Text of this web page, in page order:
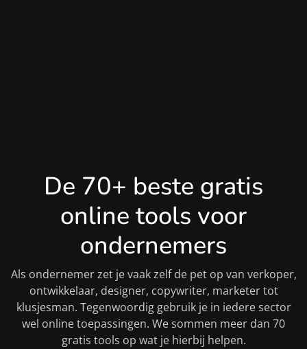
De 70+ beste gratis
online tools voor
ondernemers
Als ondernemer zet je vaak zelf de pet op van verkoper,
ontwikkelaar, designer, copywriter, marketer tot
klusjesman. Tegenwoordig gebruik je in iedere sector
wel online toepassingen. We sommen meer dan 70
gratis tools op wat je hierbij helpen.